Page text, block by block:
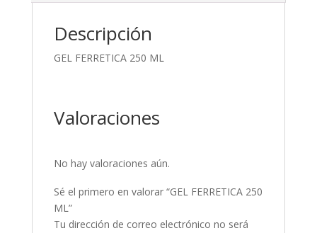
Descripción
GEL FERRETICA 250 ML
Valoraciones
No hay valoraciones aún.
Sé el primero en valorar “GEL FERRETICA 250
ML”
Tu dirección de correo electrónico no será